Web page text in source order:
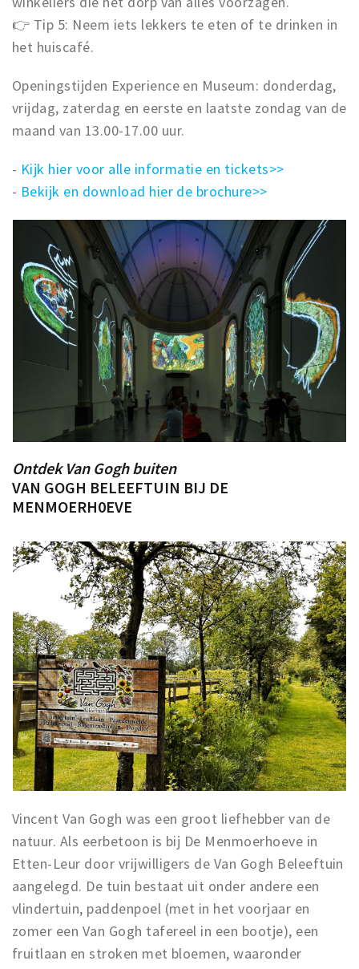
👉 Tip 5: Neem iets lekkers te eten of te drinken in
het huiscafé.
Openingstijden Experience en Museum: donderdag,
vrijdag, zaterdag en eerste en laatste zondag van de
maand van 13.00-17.00 uur.
- Kijk hier voor alle informatie en tickets>>
- Bekijk en download hier de brochure>>
Ontdek Van Gogh buiten
VAN GOGH BELEEFTUIN BIJ DE
MENMOERH0EVE
Vincent Van Gogh was een groot liefhebber van de
natuur. Als eerbetoon is bij De Menmoerhoeve in
Etten-Leur door vrijwilligers de Van Gogh Beleeftuin
aangelegd. De tuin bestaat uit onder andere een
vlindertuin, paddenpoel (met in het voorjaar en
zomer een Van Gogh tafereel in een bootje), een
fruitlaan en stroken met bloemen, waaronder